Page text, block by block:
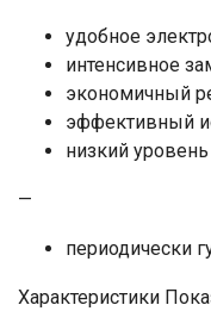
удобное
интенсивное
экономичный
эффективный
низкий
—
периодически
Характеристики